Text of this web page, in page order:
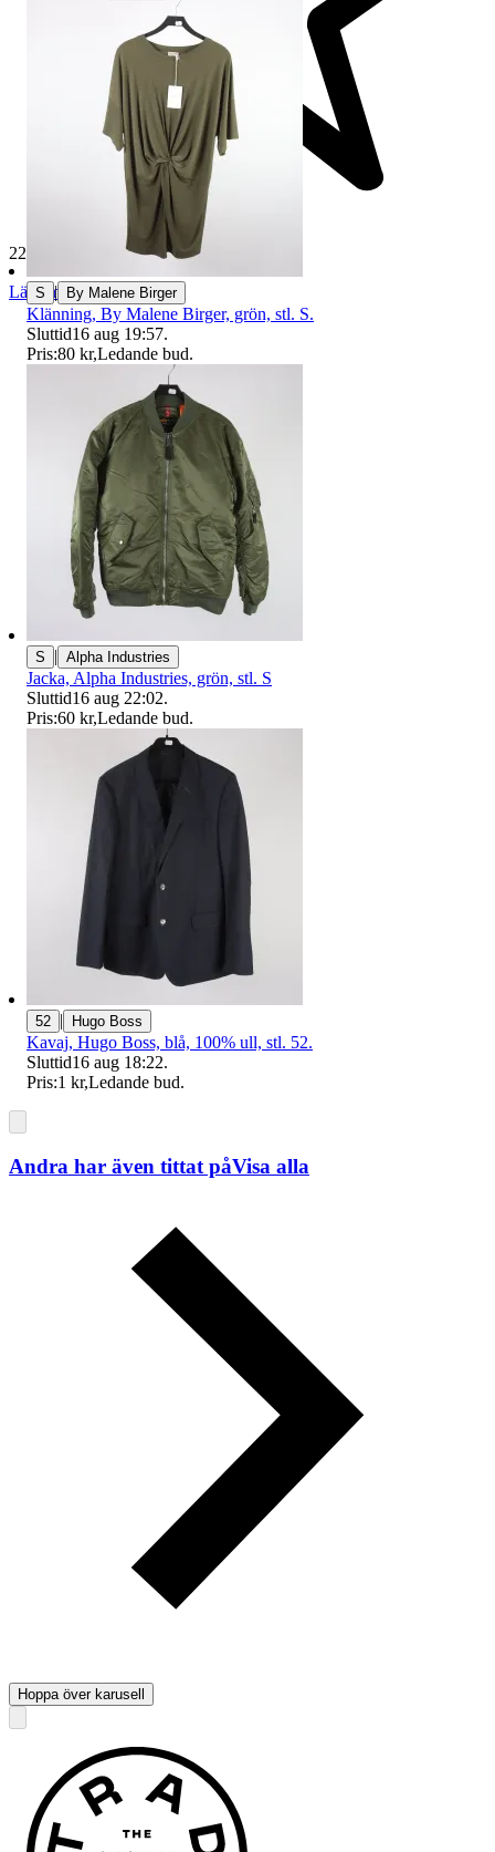
229 693 omdömen
Läs omdömen Följ
S | By Malene Birger
Klänning, By Malene Birger, grön, stl. S.
Sluttid16 aug 19:57.
Pris:80 kr,Ledande bud.
S | Alpha Industries
Jacka, Alpha Industries, grön, stl. S
Sluttid16 aug 22:02.
Pris:60 kr,Ledande bud.
52 | Hugo Boss
Kavaj, Hugo Boss, blå, 100% ull, stl. 52.
Sluttid16 aug 18:22.
Pris:1 kr,Ledande bud.
Andra har även tittat påVisa alla
Hoppa över karusell